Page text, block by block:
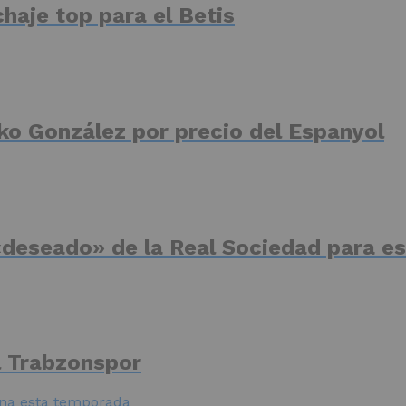
top para el Betis
González por precio del Espanyol
de la Real Sociedad para
Trabzonspor